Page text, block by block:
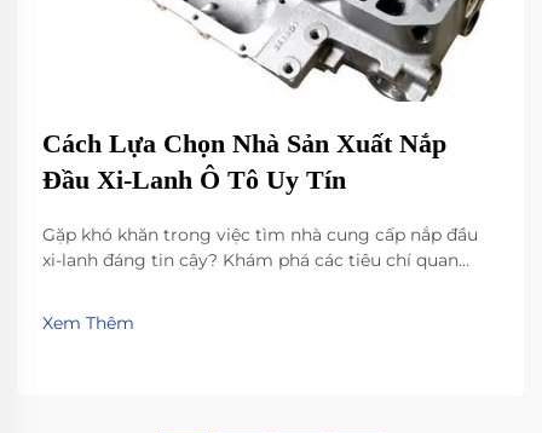
Cách Lựa Chọn Nhà Sản Xuất Nắp
Đầu Xi-Lanh Ô Tô Uy Tín
Gặp khó khăn trong việc tìm nhà cung cấp nắp đầu
xi-lanh đáng tin cậy? Khám phá các tiêu chí quan
đổi mới trong thiết kế nhẹ. Xem cách các nhà sản
xuất hàng đầu đảm bảo hiệu suất, tính tương thích và
Xem Thêm